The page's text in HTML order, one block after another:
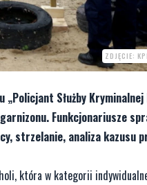
ZDJĘCIE:
„Policjant Służby Kryminalnej
Funkcjonariusze
strzelanie, analiza kazusu
która w kategorii